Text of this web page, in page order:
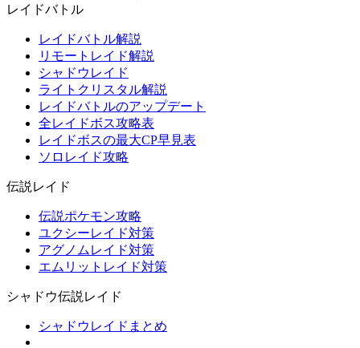
レイドバトル
レイドバトル解説
リモートレイド解説
シャドウレイド
ライトクリスタル解説
レイドバトルのアップデート
全レイドボス攻略表
レイドボスの最大CP早見表
ソロレイド攻略
伝説レイド
伝説ポケモン攻略
ユクシーレイド対策
アグノムレイド対策
エムリットレイド対策
シャドウ伝説レイド
シャドウレイドまとめ